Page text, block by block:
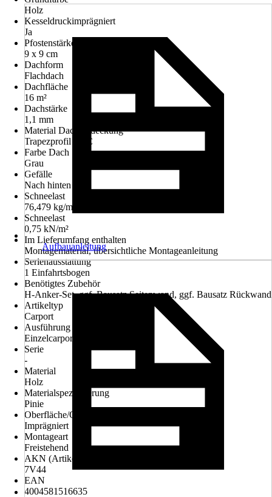
Holz
Kesseldruckimprägniert
Ja
Pfostenstärke
9 x 9 cm
Dachform
Flachdach
Dachfläche
16 m²
Dachstärke
1,1 mm
Material Dacheindeckung
Trapezprofil PVC
Farbe Dach
Grau
Gefälle
Nach hinten
Schneelast
76,479 kg/m²
Schneelast
0,75 kN/m²
Im Lieferumfang enthalten
Montagematerial, übersichtliche Montageanleitung
Serienausstattung
1 Einfahrtsbogen
Benötigtes Zubehör
H-Anker-Set, ggf. Bausatz Seitenwand, ggf. Bausatz Rückwand
Artikeltyp
Carport
Ausführung
Einzelcarport
Serie
-
Material
Holz
Materialspezifizierung
Pinie
Oberfläche/Oberflächenbehandlung
Imprägniert
Montageart
Freistehend
AKN (Artikelkurznummer)
7V44
EAN
4004581516635
Aufbauanleitung